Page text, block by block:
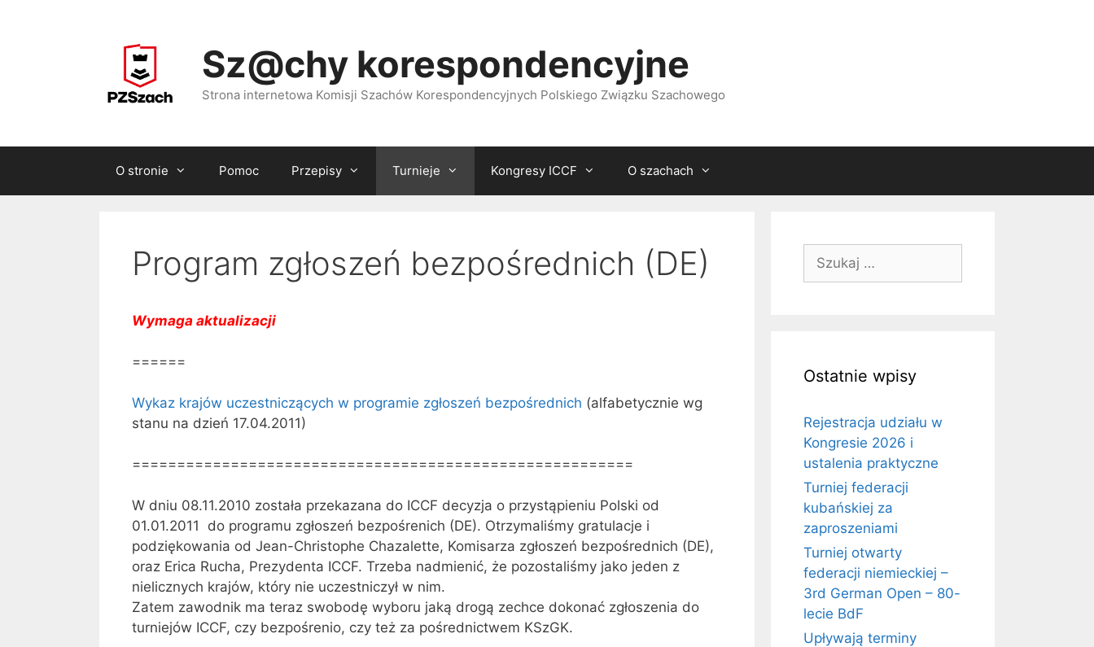
Sz@chy korespondencyjne
Strona internetowa Komisji Szachów Korespondencyjnych Polskiego Związku Szachowego
O stronie Pomoc Przepisy Turnieje Kongresy ICCF O szachach
Program zgłoszeń bezpośrednich (DE)
Wymaga aktualizacji
======
Wykaz krajów uczestniczących w programie zgłoszeń bezpośrednich (alfabetycznie wg
stanu na dzień 17.04.2011)
========================================================
W dniu 08.11.2010 została przekazana do ICCF decyzja o przystąpieniu Polski od
01.01.2011 do programu zgłoszeń bezpośrenich (DE). Otrzymaliśmy gratulacje i
podziękowania od Jean-Christophe Chazalette, Komisarza zgłoszeń bezpośrednich (DE),
oraz Erica Rucha, Prezydenta ICCF. Trzeba nadmienić, że pozostaliśmy jako jeden z
nielicznych krajów, który nie uczestniczył w nim.
Zatem zawodnik ma teraz swobodę wyboru jaką drogą zechce dokonać zgłoszenia do
turniejów ICCF, czy bezpośrenio, czy też za pośrednictwem KSzGK.
Ostatnie wpisy
Rejestracja udziału w
Kongresie 2026 i
ustalenia praktyczne
Turniej federacji
kubańskiej za
zaproszeniami
Turniej otwarty
federacji niemieckiej –
3rd German Open – 80-
lecie BdF
Upływają terminy